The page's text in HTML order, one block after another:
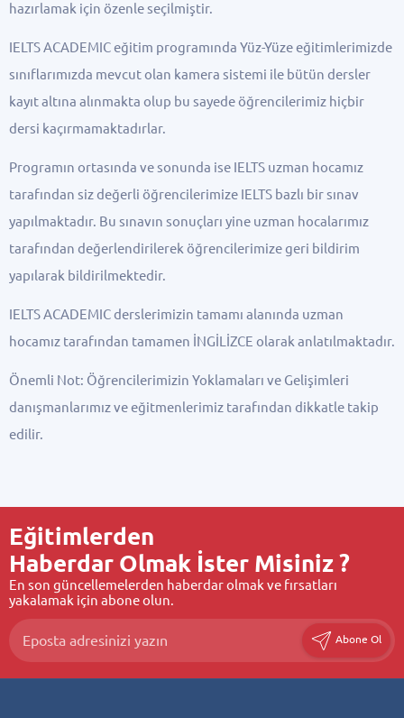
hazırlamak için özenle seçilmiştir.
IELTS ACADEMIC eğitim programında Yüz-Yüze eğitimlerimizde
sınıflarımızda mevcut olan kamera sistemi ile bütün dersler
kayıt altına alınmakta olup bu sayede öğrencilerimiz hiçbir
dersi kaçırmamaktadırlar.
Programın ortasında ve sonunda ise IELTS uzman hocamız
tarafından siz değerli öğrencilerimize IELTS bazlı bir sınav
yapılmaktadır. Bu sınavın sonuçları yine uzman hocalarımız
tarafından değerlendirilerek öğrencilerimize geri bildirim
yapılarak bildirilmektedir.
IELTS ACADEMIC derslerimizin tamamı alanında uzman
hocamız tarafından tamamen İNGİLİZCE olarak anlatılmaktadır.
Önemli Not: Öğrencilerimizin Yoklamaları ve Gelişimleri
danışmanlarımız ve eğitmenlerimiz tarafından dikkatle takip
edilir.
Eğitimlerden
Haberdar Olmak İster Misiniz ?
En son güncellemelerden haberdar olmak ve fırsatları
yakalamak için abone olun.
Abone Ol